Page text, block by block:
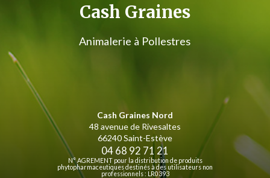
Cash Graines
Animalerie à Pollestres
Cash Graines Nord
48 avenue de Rivesaltes
66240 Saint-Estève
04 68 92 71 21
N° AGREMENT pour la distribution de produits
phytopharmaceutiques destinés à des utilisateurs non
professionnels : LR0393